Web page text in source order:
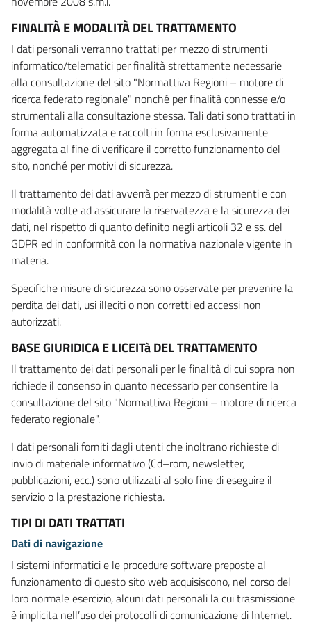
FINALITÀ E MODALITÀ DEL TRATTAMENTO
I dati personali verranno trattati per mezzo di strumenti
informatico/telematici per finalità strettamente necessarie
alla consultazione del sito "Normattiva Regioni – motore di
ricerca federato regionale" nonché per finalità connesse e/o
strumentali alla consultazione stessa. Tali dati sono trattati in
forma automatizzata e raccolti in forma esclusivamente
aggregata al fine di verificare il corretto funzionamento del
sito, nonché per motivi di sicurezza.
Il trattamento dei dati avverrà per mezzo di strumenti e con
modalità volte ad assicurare la riservatezza e la sicurezza dei
dati, nel rispetto di quanto definito negli articoli 32 e ss. del
GDPR ed in conformità con la normativa nazionale vigente in
materia.
Specifiche misure di sicurezza sono osservate per prevenire la
perdita dei dati, usi illeciti o non corretti ed accessi non
autorizzati.
BASE GIURIDICA E LICEITà DEL TRATTAMENTO
Il trattamento dei dati personali per le finalità di cui sopra non
richiede il consenso in quanto necessario per consentire la
consultazione del sito "Normattiva Regioni – motore di ricerca
federato regionale".
I dati personali forniti dagli utenti che inoltrano richieste di
invio di materiale informativo (Cd–rom, newsletter,
pubblicazioni, ecc.) sono utilizzati al solo fine di eseguire il
servizio o la prestazione richiesta.
TIPI DI DATI TRATTATI
Dati di navigazione
I sistemi informatici e le procedure software preposte al
funzionamento di questo sito web acquisiscono, nel corso del
loro normale esercizio, alcuni dati personali la cui trasmissione
è implicita nell’uso dei protocolli di comunicazione di Internet.